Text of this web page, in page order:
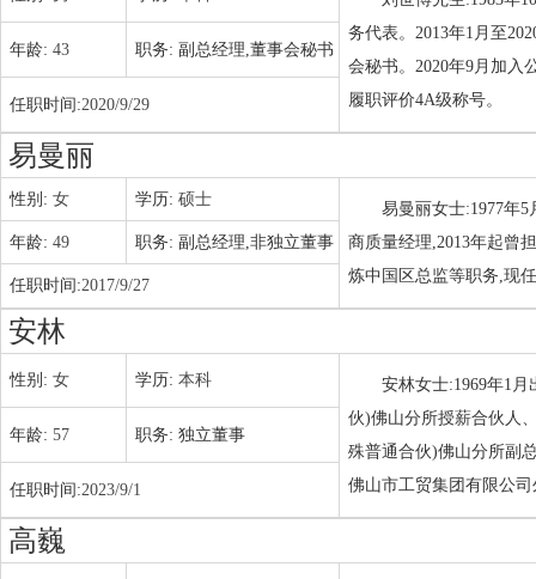
务代表。2013年1月至
会秘书。2020年9月加入
履职评价4A级称号。
年龄: 43 职务: 副总经理,董事会秘书
任职时间:2020/9/29
易曼丽
性别: 女 学历: 硕士
易曼丽女士:1977年
商质量经理,2013年起曾
炼中国区总监等职务,现
年龄: 49 职务: 副总经理,非独立董事
任职时间:2017/9/27
安林
性别: 女 学历: 本科
安林女士:1969年1
伙)佛山分所授薪合伙人
殊普通合伙)佛山分所副
佛山市工贸集团有限公
年龄: 57 职务: 独立董事
任职时间:2023/9/1
高巍